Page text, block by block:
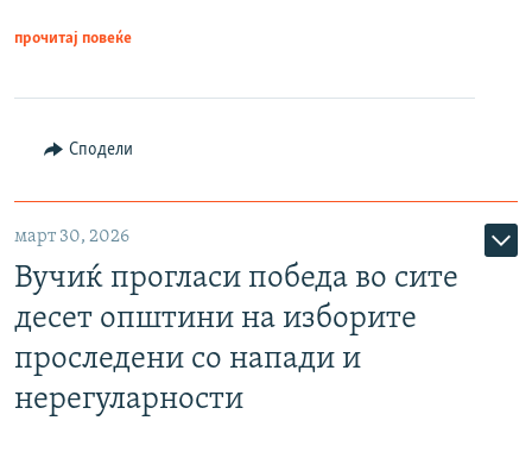
прочитај повеќе
Сподели
март 30, 2026
Вучиќ прогласи победа во сите
десет општини на изборите
проследени со напади и
нерегуларности